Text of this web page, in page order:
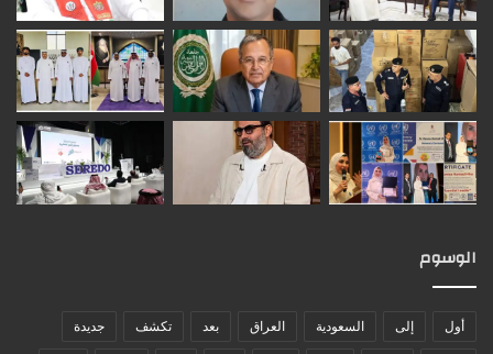
الوسوم
أول إلى السعودية العراق بعد تكشف جديدة